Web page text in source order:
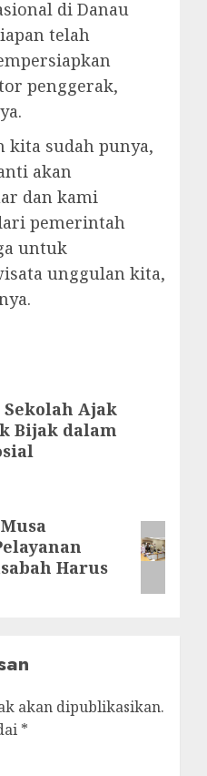
di Danau
telah
penggerak,
kita sudah punya,
akan
dan kami
pemerintah
untuk
unggulan kita,
Sekolah Ajak
Bijak dalam
Harus
akan dipublikasikan.
*